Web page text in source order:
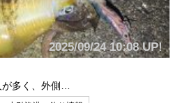
2025/09/24 10:08 UP!
多く、外側…